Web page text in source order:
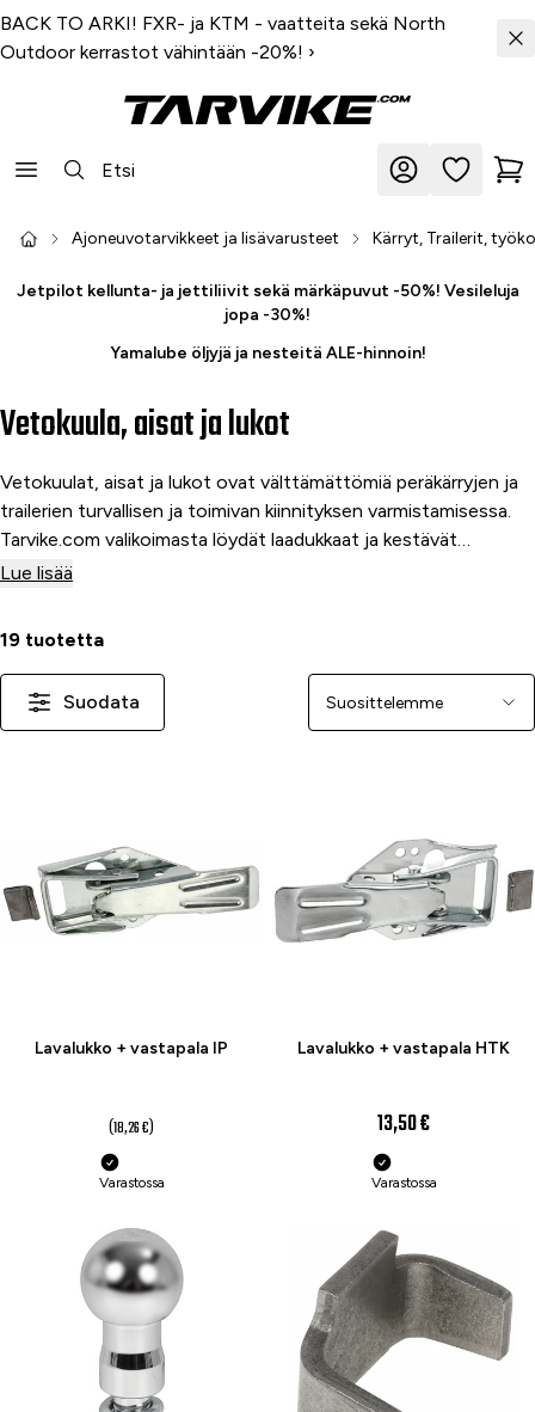
BACK TO ARKI! FXR- ja KTM - vaatteita sekä North
Outdoor kerrastot vähintään -20%! ›
Ajoneuvotarvikkeet ja lisävarusteet Kärryt, Trailerit,
Jetpilot kellunta- ja jettiliivit sekä märkäpuvut -50%! Vesileluja
jopa -30%!
Yamalube öljyjä ja nesteitä ALE-hinnoin!
Vetokuula, aisat ja lukot
Vetokuulat, aisat ja lukot ovat välttämättömiä peräkärryjen ja
trailerien turvallisen ja toimivan kiinnityksen varmistamisessa.
Tarvike.com valikoimasta löydät laadukkaat ja kestävät
vetokuulat, säädettävät aisat ja turvallisuutta lisäävät lukot,
olosuhteissa.
Lue lisää
19 tuotetta
Suodata Järjestä
Lavalukko + vastapala IP
(18,26 €)
Varastossa
Lavalukko + vastapala HTK
13,50 €
Varastossa